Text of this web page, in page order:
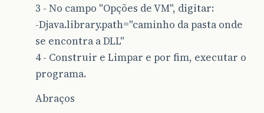
3 - No campo "Opções de VM", digitar:
-Djava.library.path="caminho da pasta onde
se encontra a DLL"
4 - Construir e Limpar e por fim, executar o
programa.
Abraços